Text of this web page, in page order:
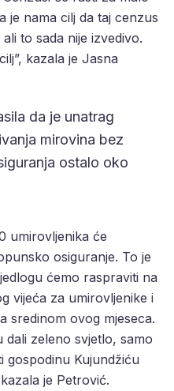
je nama cilj da taj cenzus
to sada nije izvedivo.
kazala je Jasna
da je unatrag
mirovina bez
ostalo oko
umirovljenika će
osiguranje. To je
ćemo raspraviti na
vijeća za umirovljenike i
sredinom ovog mjeseca.
zeleno svjetlo, samo
gospodinu Kujundžiću
je Petrović.